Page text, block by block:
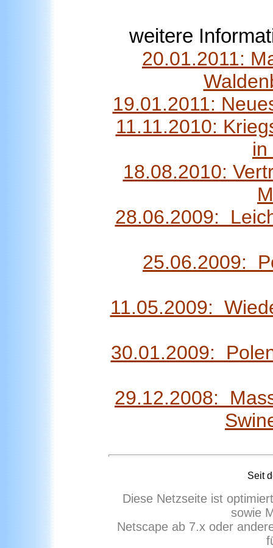
weitere
20.01.2011:
19.01.2011:
11.11.2010:
in
18.08.2010:
28.06.2009:
25.06.2009:
11.05.2009:
30.01.2009:
29.12.2008:
Seit
Diese Netzseite ist
sowie
Netscape ab 7.x oder